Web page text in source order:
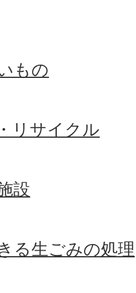
もの
リサイクル
設
る生ごみの処理